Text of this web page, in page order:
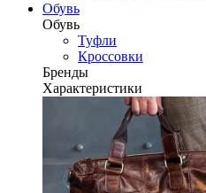
Обувь
Обувь
Туфли
Кроссовки
Бренды
Характеристики